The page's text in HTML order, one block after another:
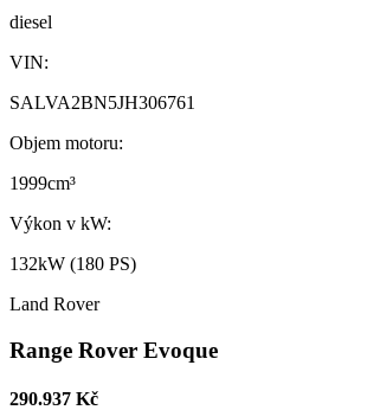
diesel
VIN:
SALVA2BN5JH306761
Objem motoru:
1999cm³
Výkon v kW:
132kW (180 PS)
Land Rover
Range Rover Evoque
290.937 Kč